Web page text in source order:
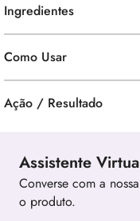
Ingredientes
Como Usar
Ação / Resultado
Assistente
Converse com a
o produto.